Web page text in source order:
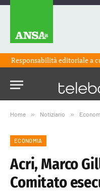
Responsabilità editoriale a
Home » Notiziario »
ECONOMIA
Acri, Marco
Comitato